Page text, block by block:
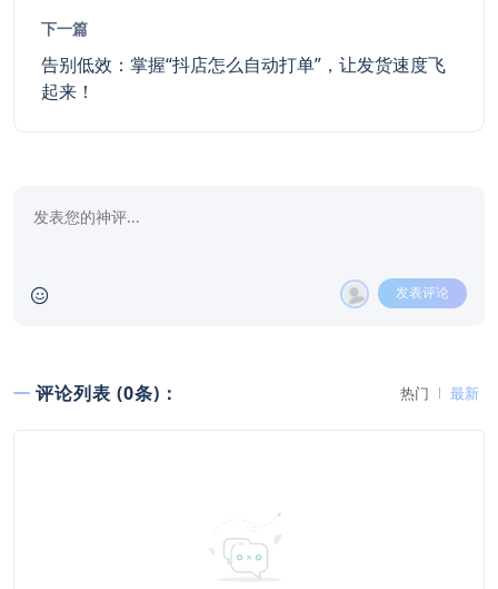
下一篇
告别低效：掌握“抖店怎么自动打单”，让发货速度飞
起来！
发表评论
评论列表 (0条)： 热门 最新